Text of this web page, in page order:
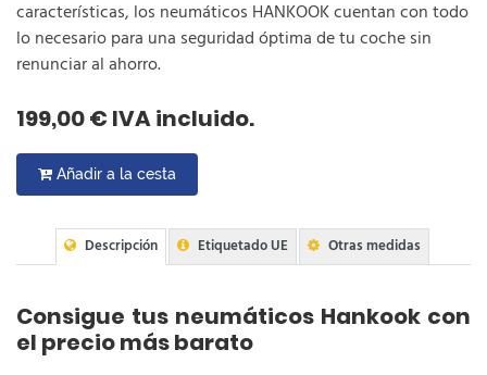
características, los neumáticos HANKOOK cuentan con todo
lo necesario para una seguridad óptima de tu coche sin
renunciar al ahorro.
199,00 € IVA incluido.
Añadir a la cesta
Descripción Etiquetado UE Otras medidas
Consigue tus neumáticos Hankook con
el precio más barato